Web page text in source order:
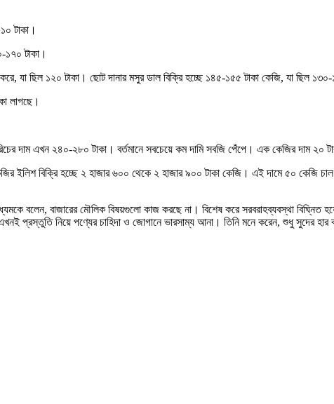
টাকা।
১৭০ টাকা।
যা ছিল ১২০ টাকা। ছোট দানার মসুর ডাল বিক্রি হচ্ছে ১৪৫-১৫৫ টাকা কেজি, যা ছিল
লাগছে।
দাম এখন ২৪০-২৮০ টাকা। বর্তমানে সবচেয়ে কম দামি সবজি পেঁপে। এক কেজির দাম ২০
ইলিশ বিক্রি হচ্ছে ২ হাজার ৬০০ থেকে ২ হাজার ৯০০ টাকা কেজি। এই দামে ৫০ কেজি
বলেন, বাজারের মৌলিক বিষয়গুলো কাজ করছে না। বিশেষ করে সরবরাহব্যবস্থা
প্রস্তুতি নিয়ে পণ্যের চাহিদা ও জোগানে ভারসাম্য আনা। তিনি মনে করেন, শুধু সুদের হার